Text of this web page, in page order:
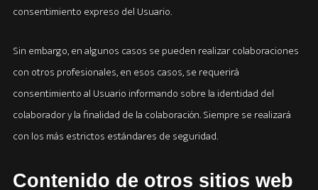
consentimiento expreso del Usuario.
Sin embargo, en algunos casos se pueden realizar colaboraciones
con otros profesionales, en esos casos, se requerirá
consentimiento al Usuario informando sobre la identidad del
colaborador y la finalidad de la colaboración. Siempre se realizará
con los más estrictos estándares de seguridad.
Contenido de otros sitios web